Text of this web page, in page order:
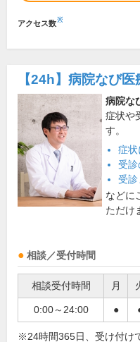
アクセス数※
【24h】 病院なび医
病院な
症状や
す。
症状
受診
受診
などに
ただけ
相談／受付時間
相談受付時間 月
0:00～24:00 ●
※24時間365日、受け付け